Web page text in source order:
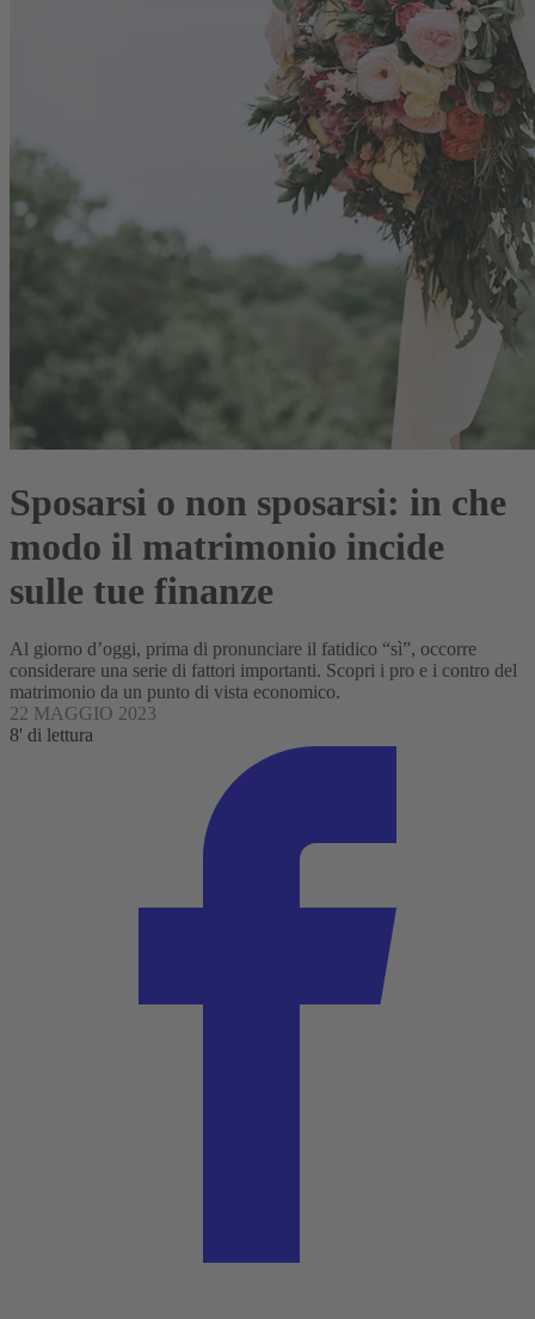
Sposarsi o non sposarsi: in che
modo il matrimonio incide
sulle tue finanze
Al giorno d’oggi, prima di pronunciare il fatidico “sì”, occorre
considerare una serie di fattori importanti. Scopri i pro e i contro del
matrimonio da un punto di vista economico.
22 MAGGIO 2023
8' di lettura